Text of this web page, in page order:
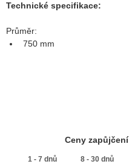
Technické specifikace:
Průměr:
750 mm
1 - 7 dnů 8 - 30 dnů
Ceny zapůjčení